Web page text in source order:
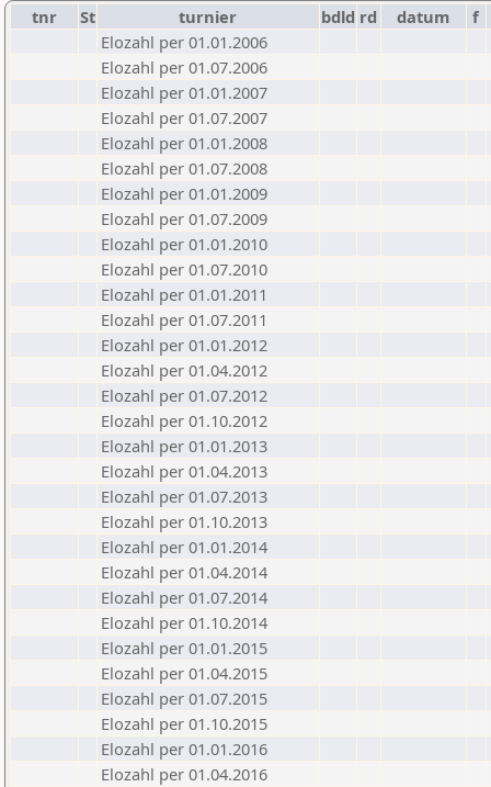
tnr St turnier bdld rd datum
f
Elozahl per 01.01.2006
Elozahl per 01.07.2006
Elozahl per 01.01.2007
Elozahl per 01.07.2007
Elozahl per 01.01.2008
Elozahl per 01.07.2008
Elozahl per 01.01.2009
Elozahl per 01.07.2009
Elozahl per 01.01.2010
Elozahl per 01.07.2010
Elozahl per 01.01.2011
Elozahl per 01.07.2011
Elozahl per 01.01.2012
Elozahl per 01.04.2012
Elozahl per 01.07.2012
Elozahl per 01.10.2012
Elozahl per 01.01.2013
Elozahl per 01.04.2013
Elozahl per 01.07.2013
Elozahl per 01.10.2013
Elozahl per 01.01.2014
Elozahl per 01.04.2014
Elozahl per 01.07.2014
Elozahl per 01.10.2014
Elozahl per 01.01.2015
Elozahl per 01.04.2015
Elozahl per 01.07.2015
Elozahl per 01.10.2015
Elozahl per 01.01.2016
Elozahl per 01.04.2016